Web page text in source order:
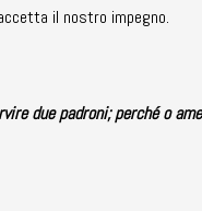
il nostro impegno.
due padroni; perché o